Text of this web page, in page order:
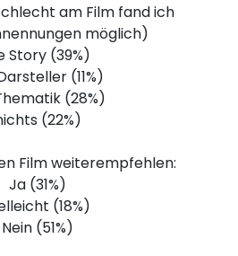
am Film fand ich
möglich)
Story (39%)
(11%)
(28%)
(22%)
Film weiterempfehlen:
Ja (31%)
(18%)
Nein (51%)